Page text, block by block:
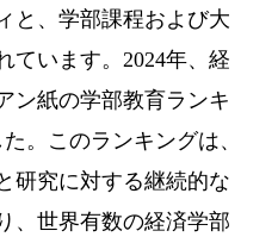
と、学部課程および大
ています。2024年、経
ン紙の学部教育ランキ
。このランキングは、
研究に対する継続的な
、世界有数の経済学部